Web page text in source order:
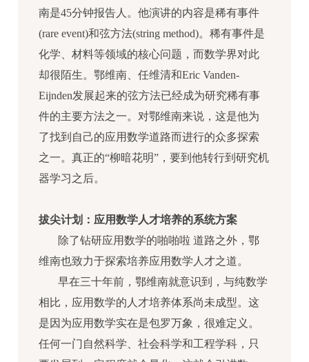
南是45分钟报告人。他演讲的内容是稀有事件
(rare event)和弦方法(string method)。稀有事件是
化学、材料等领域的核心问题，而数学界对此
却很陌生。鄂维南、任维清和Eric Vanden-
Eijnden发展起来的弦方法已经成为研究稀有事
件的主要方法之一。对鄂维南来说，这是他为
了找到自己的应用数学道路而进行的众多探索
之一。真正的“柳暗花明”，要到他转行到研究机
器学习之后。
拔尖计划：应用数学人才培养的系统方案
除了钻研应用数学的啪啪啦 道路之外，鄂
维南也致力于探索培养应用数学人才之道。
早在三十年前，鄂维南就意识到，与纯数学
相比，应用数学的人才培养体系尚未成型。这
是因为应用数学实在是包罗万象，很难定义。
任何一门自然科学、社会科学和工程学科，只